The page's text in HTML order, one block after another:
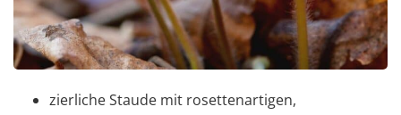
zierliche Staude mit rosettenartigen,